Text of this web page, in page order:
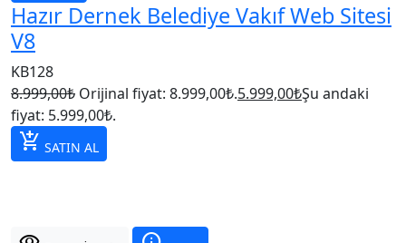
Hazır Dernek Belediye Vakıf Web Sitesi
V8
KB128
8.999,00₺ Orijinal fiyat: 8.999,00₺.5.999,00₺Şu andaki
fiyat: 5.999,00₺.
add_shopping_cart SATIN AL